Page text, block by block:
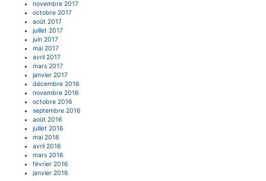
novembre 2017
octobre 2017
août 2017
juillet 2017
juin 2017
mai 2017
avril 2017
mars 2017
janvier 2017
décembre 2016
novembre 2016
octobre 2016
septembre 2016
août 2016
juillet 2016
mai 2016
avril 2016
mars 2016
février 2016
janvier 2016